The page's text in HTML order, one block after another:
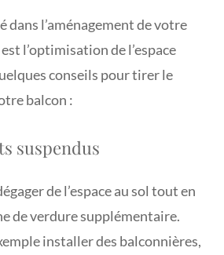
dans l’aménagement de votre
l’optimisation de l’espace
conseils pour tirer le
balcon :
suspendus
de l’espace au sol tout en
de verdure supplémentaire.
installer des balconnières,